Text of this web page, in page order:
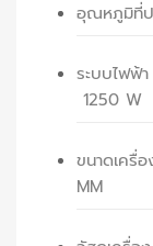
อุณหภู
ระบบ
1250 W
ขนาดเ
MM